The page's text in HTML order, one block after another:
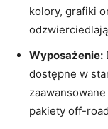
kolory, grafiki
Wyposażenie:
dostępne w
pakiety off-